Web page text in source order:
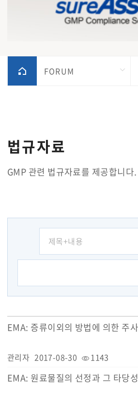
FORUM
법규자료
GMP 관련 법규자료를 제공합니다.
관리자 2017-08-30 1143